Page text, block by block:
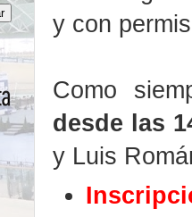
y con
Como
desde las
y Luis